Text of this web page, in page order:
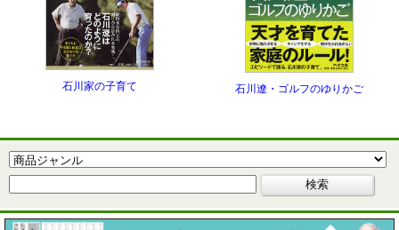
石川家の子育て 石川遼・ゴルフのゆりかご